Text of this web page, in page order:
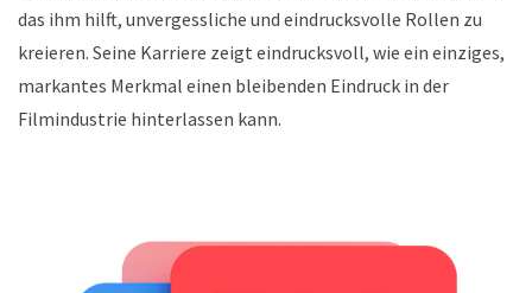
das ihm hilft, unvergessliche und eindrucksvolle Rollen zu
kreieren. Seine Karriere zeigt eindrucksvoll, wie ein einziges,
markantes Merkmal einen bleibenden Eindruck in der
Filmindustrie hinterlassen kann.